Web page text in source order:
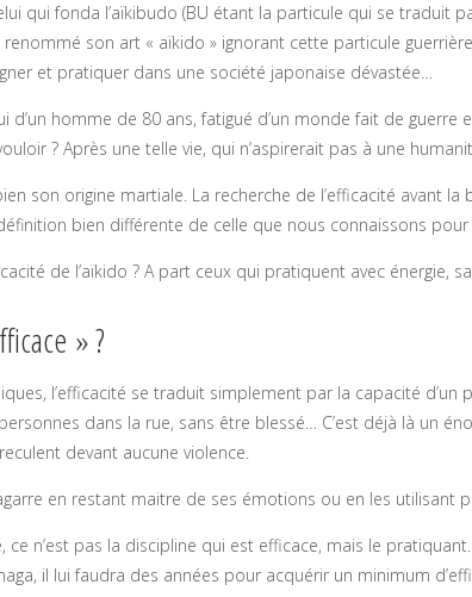
qui fonda l’aïkibudo (BU étant la particule qui se traduit
son art « aïkido » ignorant cette particule
et pratiquer dans une société japonaise dévastée…
d’un homme de 80 ans, fatigué d’un monde fait de
? Après une telle vie, qui n’aspirerait pas à une
son origine martiale. La recherche de l’efficacité avant
bien différente de celle que nous connaissons
de l’aïkido ? A part ceux qui pratiquent avec
» ?
l’efficacité se traduit simplement par la capacité
dans la rue, sans être blessé… C’est déjà là un
devant aucune violence.
en restant maitre de ses émotions ou en les utilisant
n’est pas la discipline qui est efficace, mais le
il lui faudra des années pour acquérir un minimum